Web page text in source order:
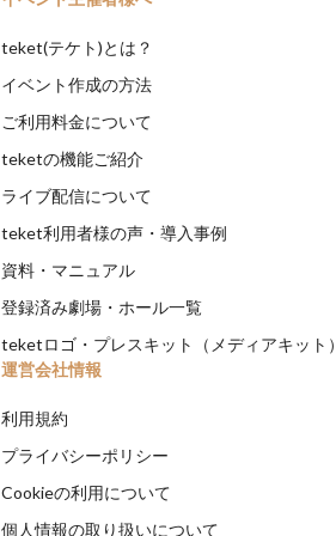
teket(テケト)とは？
イベント作成の方法
ご利用料金について
teketの機能ご紹介
ライブ配信について
teket利用者様の声・導入事例
資料・マニュアル
登録済み劇場・ホール一覧
teketロゴ・プレスキット（メディアキット）
運営会社情報
利用規約
プライバシーポリシー
Cookieの利用について
個人情報の取り扱いについて